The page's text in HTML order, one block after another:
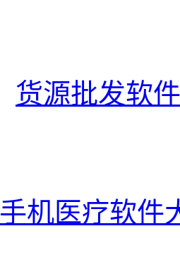
货源批发软
手机医疗软件